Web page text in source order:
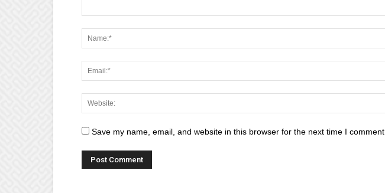
Save my name, email, and website in this browser for the next time I comment.